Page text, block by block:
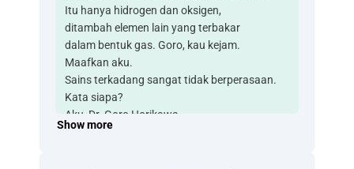
Itu hanya hidrogen dan oksigen,
ditambah elemen lain yang terbakar
dalam bentuk gas. Goro, kau kejam.
Maafkan aku.
Sains terkadang sangat tidak berperasaan.
Kata siapa?
Aku, Dr. Goro Horikawa.
Baik, kita harus pergi.
Show more